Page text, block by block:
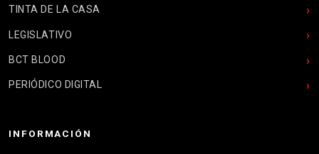
TINTA DE LA CASA
LEGISLATIVO
BCT BLOOD
PERIÓDICO DIGITAL
INFORMACIÓN